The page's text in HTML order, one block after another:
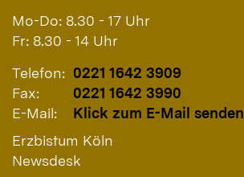
Mo-Do: 8.30 - 17 Uhr
Fr: 8.30 - 14 Uhr
Telefon: 0221 1642 3909
Fax:
0221 1642 3990
E-Mail:
Klick zum E-Mail senden
Erzbistum Köln
Newsdesk